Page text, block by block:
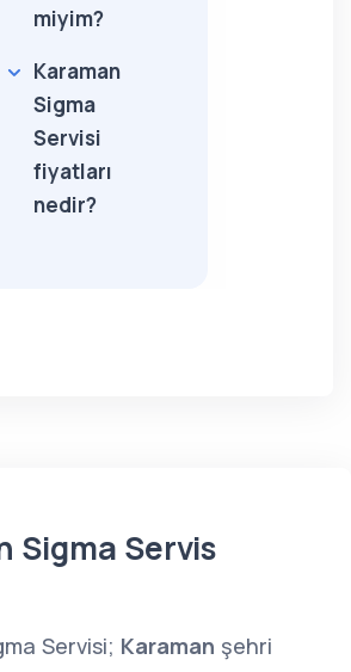
miyim?
Karaman
Sigma
Servisi
fiyatları
nedir?
Sigma Servis
Servisi; Karaman şehri